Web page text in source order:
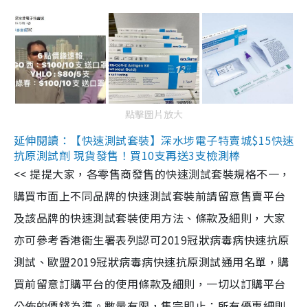
點擊圖片放大
延伸閱讀：【快速測試套裝】深水埗電子特賣城$15快速
抗原測試劑 現貨發售！買10支再送3支檢測棒
<< 提提大家，各零售商發售的快速測試套裝規格不一，
購買市面上不同品牌的快速測試套裝前請留意售賣平台
及該品牌的快速測試套裝使用方法、條款及細則，大家
亦可參考香港衞生署表列認可2019冠狀病毒病快速抗原
測試、歐盟2019冠狀病毒病快速抗原測試通用名單，購
買前留意訂購平台的使用條款及細則，一切以訂購平台